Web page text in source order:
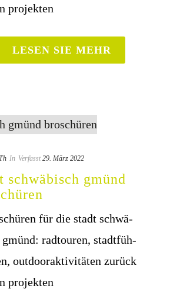
projekten
LESEN SIE MEHR
In Verfasst 29. März 2022
schwä­bisch gmünd
für die stadt schwä­
gmünd: rad­tou­ren, stadt­füh­
outdooraktivitäten zurück
projekten